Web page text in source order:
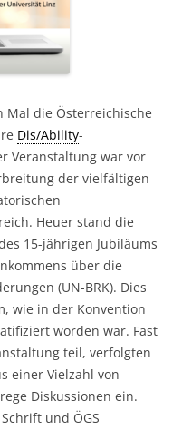
Mal die Österreichische
Dis/Ability-
Veranstaltung war vor
der vielfältigen
Heuer stand die
15-jährigen Jubiläums
über die
(UN-BRK). Dies
wie in der Konvention
worden war. Fast
teil, verfolgten
einer Vielzahl von
Diskussionen ein.
und ÖGS